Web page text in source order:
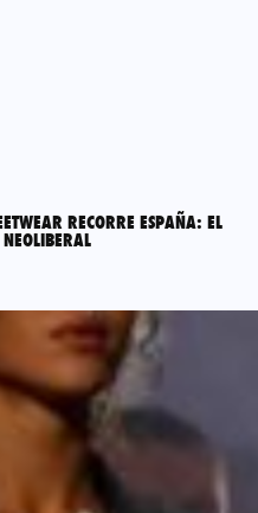
RECORRE ESPAÑA: EL